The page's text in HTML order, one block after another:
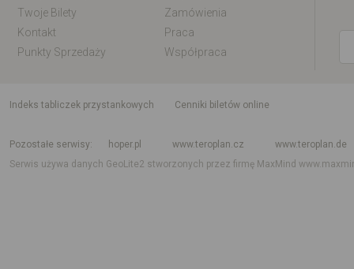
Twoje Bilety
Zamówienia
Kontakt
Praca
Punkty Sprzedaży
Współpraca
indeks tabliczek przystankowych
Cenniki biletów online
Pozostałe serwisy
hoper.pl www.teroplan.cz
www.teroplan.de
Serwis używa danych GeoLite2 stworzonych przez firmę MaxMind